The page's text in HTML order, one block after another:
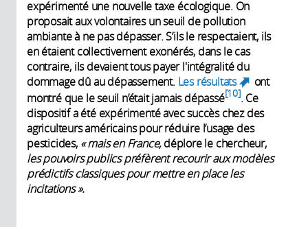
expérimenté une nouvelle taxe écologique. On
proposait aux volontaires un seuil de pollution
ambiante à ne pas dépasser. S’ils le respectaient, ils
en étaient collectivement exonérés, dans le cas
contraire, ils devaient tous payer l'intégralité du
dommage dû au dépassement. Les résultats
(link
is
external)
ont
montré que le seuil n’était jamais dépassé 10 . Ce
dispositif a été expérimenté avec succès chez des
agriculteurs américains pour réduire l’usage des
pesticides, « mais en France,déplore le chercheur,
les pouvoirs publics préfèrent recourir aux modèles
prédictifs classiques pour mettre en place les
incitations ».